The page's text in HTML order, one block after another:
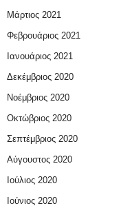
Μάρτιος 2021
Φεβρουάριος 2021
Ιανουάριος 2021
Δεκέμβριος 2020
Νοέμβριος 2020
Οκτώβριος 2020
Σεπτέμβριος 2020
Αύγουστος 2020
Ιούλιος 2020
Ιούνιος 2020